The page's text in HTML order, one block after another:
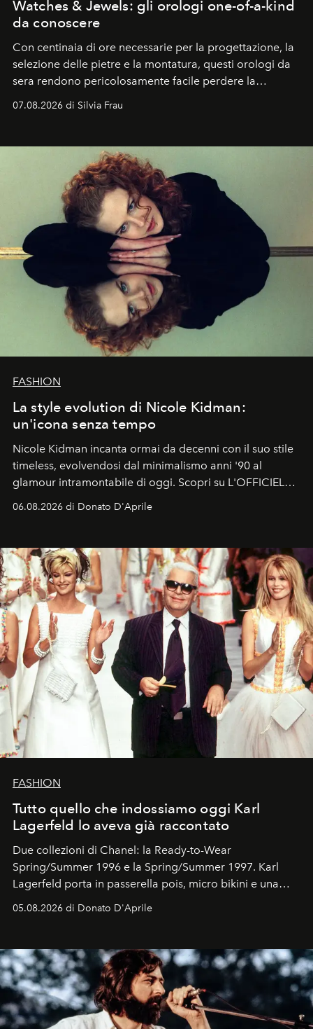
Watches & Jewels: gli orologi one-of-a-kind
da conoscere
Con centinaia di ore necessarie per la progettazione, la
selezione delle pietre e la montatura, questi orologi da
sera rendono pericolosamente facile perdere la
07.08.2026 di Silvia Frau
FASHION
La style evolution di Nicole Kidman:
un'icona senza tempo
Nicole Kidman incanta ormai da decenni con il suo stile
timeless, evolvendosi dal minimalismo anni '90 al
glamour intramontabile di oggi. Scopri su L'OFFICIEL
06.08.2026 di Donato D'Aprile
FASHION
Tutto quello che indossiamo oggi Karl
Lagerfeld lo aveva già raccontato
Due collezioni di Chanel: la Ready-to-Wear
Spring/Summer 1996 e la Spring/Summer 1997. Karl
Lagerfeld porta in passerella pois, micro bikini e una
Kate, Claudia e Carla una dietro l'altra. Trent'anni dopo,
uno dei documenti più contemporanei che abbiamo.
05.08.2026 di Donato D'Aprile